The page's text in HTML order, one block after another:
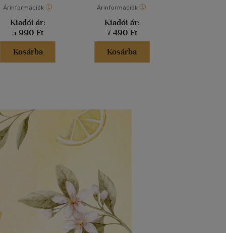
Árinformációk
Kiadói ár:
5 990 Ft
Kosárba
Árinformációk
Kiadói ár:
7 490 Ft
Kosárba